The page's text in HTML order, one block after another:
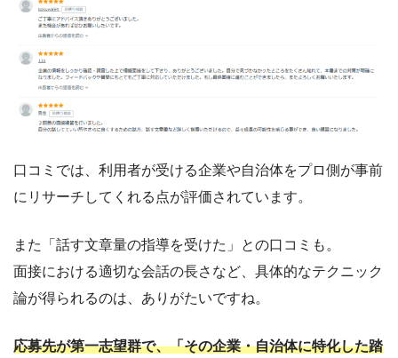
口コミでは、利用者が受ける企業や自治体をプロ側が事前
にリサーチしてくれる点が評価されています。
また「話す文章量の指導を受けた」との口コミも。
面接における適切な会話の長さなど、具体的なテクニック
論が得られるのは、ありがたいですね。
応募先が第一志望群で、「その企業・自治体に特化した踏